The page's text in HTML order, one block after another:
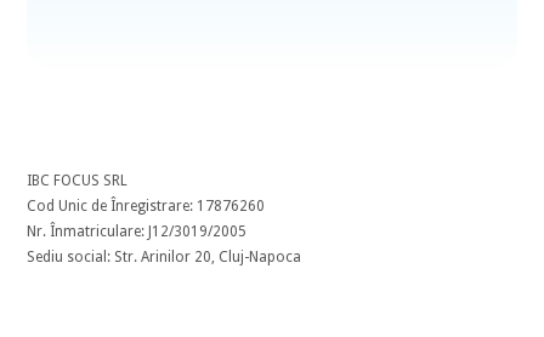
IBC FOCUS SRL
Cod Unic de Înregistrare: 17876260
Nr. Înmatriculare: J12/3019/2005
Sediu social: Str. Arinilor 20, Cluj-Napoca